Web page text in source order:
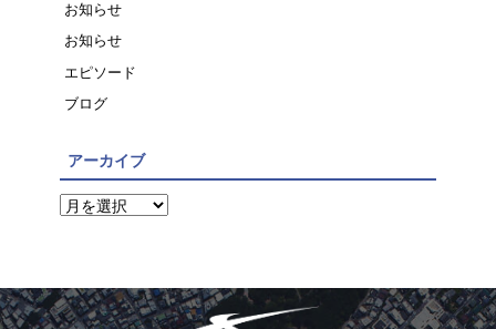
お知らせ
お知らせ
エピソード
ブログ
アーカイブ